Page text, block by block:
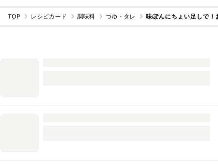
TOP レシピカード 調味料 つゆ・タレ 味ぽんにちょい足しで！